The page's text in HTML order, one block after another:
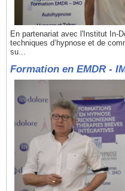
En partenariat avec l'Institut In-
techniques d’hypnose et de
su...
Formation en EMDR -